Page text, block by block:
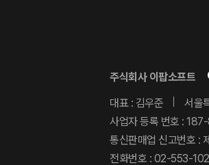
주식회사 이팝소프트
대표 : 김우준
서울
사업자 등록 번호 :
통신판매업 신고번호 :
전화번호 : 02-553-